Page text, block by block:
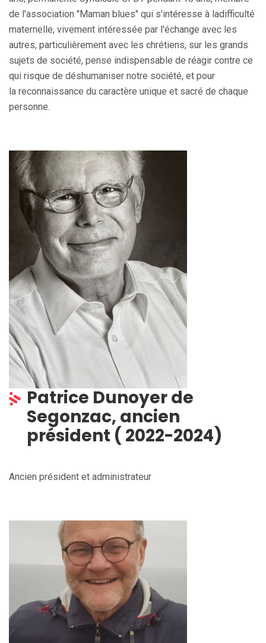
de l'association "Maman blues" qui s'intéresse à ladifficulté
maternelle, vivement intéressée par l'échange avec les
autres, particulièrement avec les chrétiens, sur les grands
sujets de société, pense indispensable de réagir contre ce
qui risque de déshumaniser notre société, et pour
la reconnaissance du caractère unique et sacré de chaque
personne.
Patrice Dunoyer de
Segonzac, ancien
président ( 2022-2024)
Ancien président et administrateur